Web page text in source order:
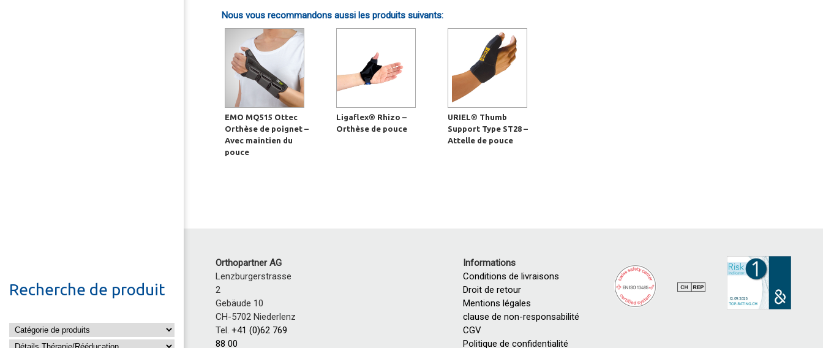
Recherche de produit
Nous vous recommandons aussi les produits suivants:
EMO MQ515 Ottec
Orthèse de poignet –
Avec maintien du
pouce
Ligaflex® Rhizo –
Orthèse de pouce
URIEL® Thumb
Support Type ST28 –
Attelle de pouce
Orthopartner AG
Lenzburgerstrasse
2
Gebäude 10
CH-5702 Niederlenz
Tel.+41 (0)62 769
88 00
Informations
Conditions de livraisons
Droit de retour
Mentions légales
clause de non-responsabilité
CGV
Politique de confidentialité